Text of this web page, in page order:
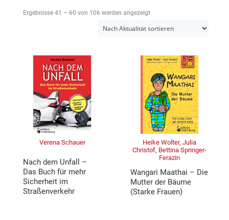
Ergebnisse 41 – 60 von 106 werden angezeigtNach
Aktualität
Verena Schauer
Nach dem Unfall –
Das Buch für mehr
Sicherheit im
Straßenverkehr
Heike Wolter, Julia
Christof, Bettina Springer-
Ferazin
Wangari Maathai – Die
Mutter der Bäume
(Starke Frauen)